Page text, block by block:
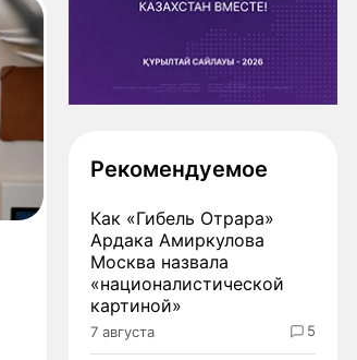
Рекомендуемое
Как «Гибель Отрара»
Ардака Амиркулова
Москва назвала
«националистической
картиной»
7 августа 5